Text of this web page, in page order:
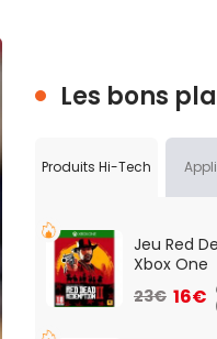
Les bons
Produits Hi-Tech
Jeu Red
Xbox One
23€ 16€